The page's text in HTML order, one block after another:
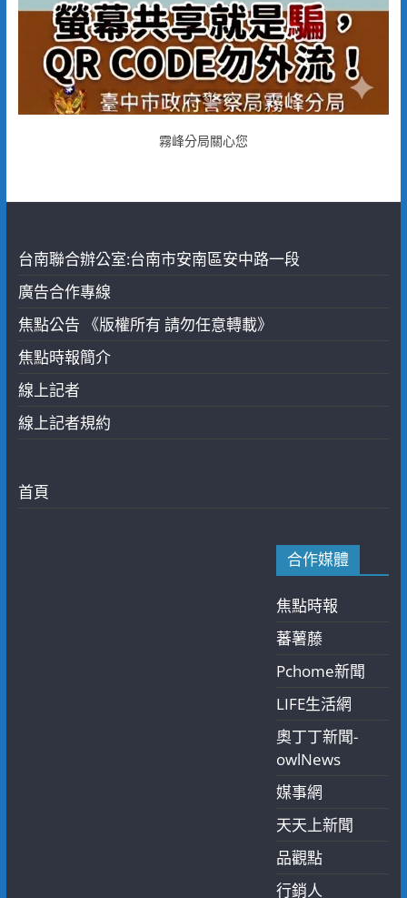
霧峰分局關心您
台南聯合辦公室:台南市安南區安中路一段
廣告合作專線
焦點公告 《版權所有 請勿任意轉載》
焦點時報簡介
線上記者
線上記者規約
首頁
合作媒體
焦點時報
蕃薯藤
Pchome新聞
LIFE生活網
奧丁丁新聞-
owlNews
媒事網
天天上新聞
品觀點
行銷人